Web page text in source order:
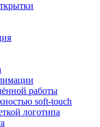
работы
soft-touch
логотипа